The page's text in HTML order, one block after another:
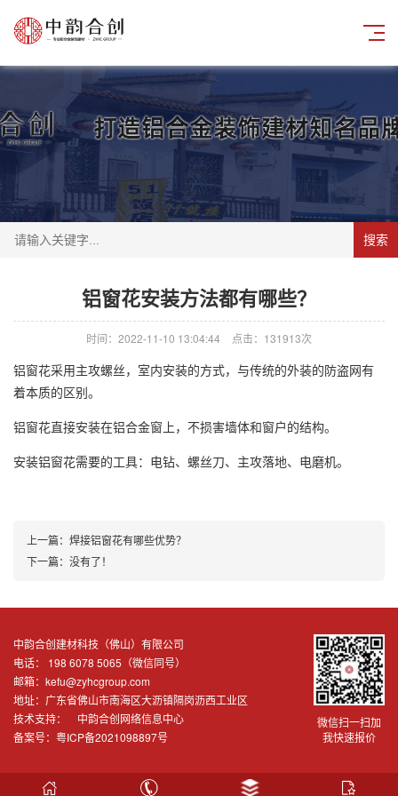
搜索
铝窗花安装方法都有哪些？
时间：2022-11-10 13:04:44 点击：131913次
铝窗花采用主攻螺丝，室内安装的方式，与传统的外装的防盗网有
着本质的区别。
铝窗花直接安装在铝合金窗上，不损害墙体和窗户的结构。
安装铝窗花需要的工具：电钻、螺丝刀、主攻落地、电磨机。
上一篇： 焊接铝窗花有哪些优势？
下一篇：没有了！
微信扫一扫加
我快速报价
中韵合创建材科技（佛山）有限公司
电话： 198 6078 5065（微信同号）
邮箱：kefu@zyhcgroup.com
地址：广东省佛山市南海区大沥镇隔岗沥西工业区
技术支持： 中韵合创网络信息中心
备案号： 粤ICP备2021098897号